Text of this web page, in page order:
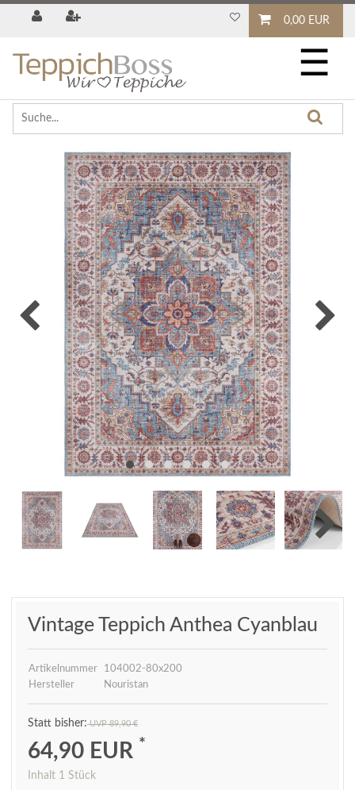
0,00 EUR
☰
Vintage Teppich Anthea Cyanblau
Artikelnummer
104002-80x200
Hersteller
Nouristan
UVP 89,90 €
64,90 EUR *
Inhalt 1 Stück